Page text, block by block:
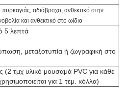
πυρκαγιάς, αδιάβροχο, ανθεκτικό στην
και ανθεκτικό στο ωίδιο
5 λεπτά
μεταξοτυπία ή ζωγραφική στο
(2 τμχ υλικό μουσαμά PVC για κάθε
για 1 τεμ. κόλλα)